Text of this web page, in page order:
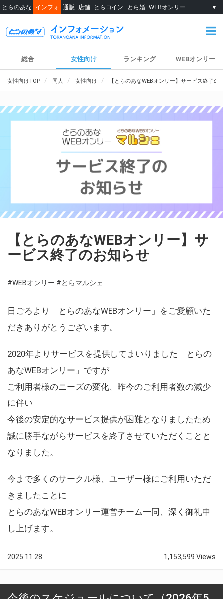
とらのあな インフォ 通販 店舗 とらコイン とら婚 WEBオンリー ▼
総合 女性向け ランキング WEBオンリー
女性向けTOP 同人 女性向け 【とらのあなWEBオンリー】サービス終了の
【とらのあなWEBオンリー】サ
ービス終了のお知らせ
#WEBオンリー #とらマルシェ
日ごろより「とらのあなWEBオンリー」をご愛顧いた
だきありがとうございます。
2020年よりサービスを提供してまいりました「とらの
あなWEBオンリー」ですが
ご利用者様のニーズの変化、昨今のご利用者数の減少
に伴い
今後の安定的なサービス提供が困難となりましたため
誠に勝手ながらサービスを終了させていただくことと
なりました。
今まで多くのサークル様、ユーザー様にご利用いただ
きましたことに
とらのあなWEBオンリー運営チーム一同、深く御礼申
し上げます。
2025.11.28 1,153,599 Views